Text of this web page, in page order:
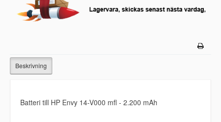
Beskrivning
Batteri till HP Envy 14-V000 mfl - 2.200 mAh